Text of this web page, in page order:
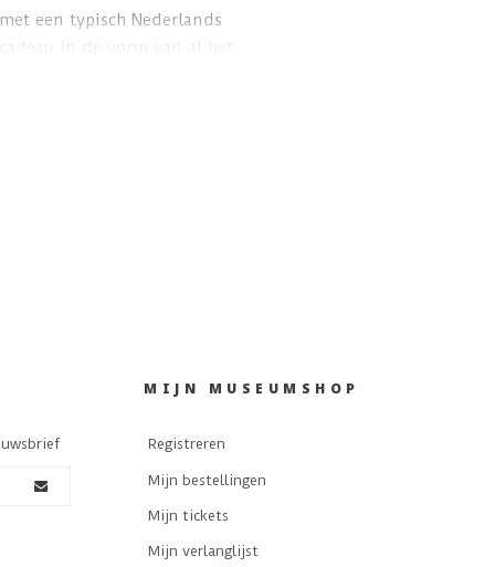
een typisch Nederlands
in de vorm van al het
heeft.
MIJN MUSEUMSHOP
Registreren
Mijn bestellingen
Mijn tickets
Mijn verlanglijst